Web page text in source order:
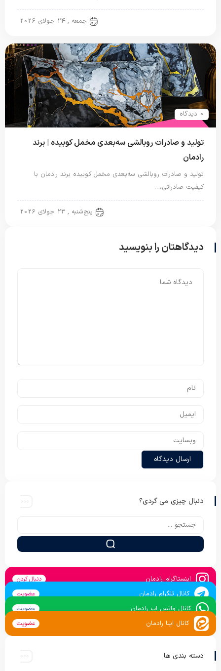
جمعه , 24 جولای 2026
0 دیدگاه
تولید و صادرات روبالشی سه‌بعدی مخمل کوبیده | برند
رادمان
تولید و صادرات روبالشی سه‌بعدی مخمل کوبیده برند رادمان با
کیفیت صادراتی،…
پنج‌شنبه , 23 جولای 2026
دیدگاهتان را بنویسید
دنبال چیزی می گردی؟
اینستاگرام رادمان دنبال کردن
کانال تلگرام رادمان عضویت
کانال واتس اپ رادمان عضویت
کانال ایتا رادمان عضویت
دسته بندی ها